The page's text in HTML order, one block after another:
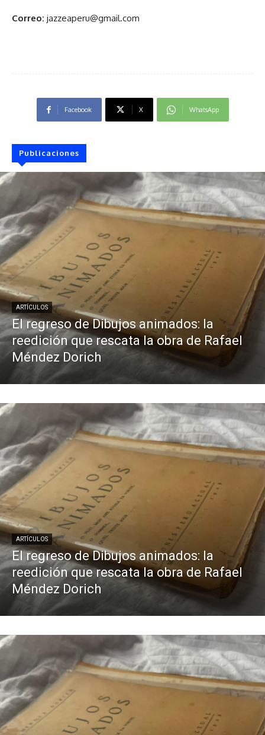
Correo: jazzeaperu@gmail.com
Facebook X WhatsApp
Publicaciones
ARTÍCULOS
El regreso de Dibujos animados: la
reedición que rescata la obra de Rafael
Méndez Dorich
ARTÍCULOS
El regreso de Dibujos animados: la
reedición que rescata la obra de Rafael
Méndez Dorich